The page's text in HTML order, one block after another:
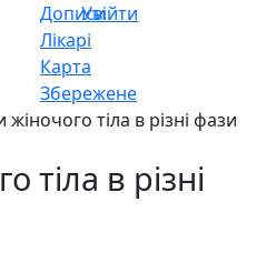
Дописи
Лікарі
Карта
Збережене
Увійти
жіночого тіла в різні фази
тіла в різні